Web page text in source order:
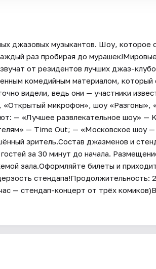
джазовых музыкантов. Шоу, которое
раз пробирая до
от резидентов лучших джаз-
комедийным материалом, который
видели, ведь они — участники
микрофон», шоу «Разгоны»,
— «Лучшее развлекательное шоу» —
— Time Out; — «Московское шоу —
зритель.Состав джазменов и
за 30 минут до начала.
зала.Оформляйте билеты и
стендапа!Продолжительность:
— стендап-концерт от трёх